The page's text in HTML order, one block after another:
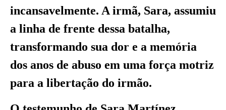
incansavelmente. A irmã, Sara, assumiu
a linha de frente dessa batalha,
transformando sua dor e a memória
dos anos de abuso em uma força motriz
para a libertação do irmão.